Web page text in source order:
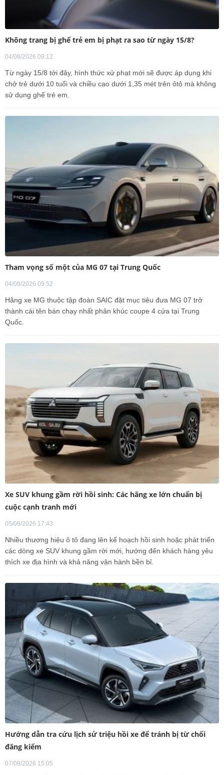
Không trang bị ghế trẻ em bị phạt ra sao từ ngày 15/8?
04/08/2026 09:12
Từ ngày 15/8 tới đây, hình thức xử phạt mới sẽ được áp dụng khi
chở trẻ dưới 10 tuổi và chiều cao dưới 1,35 mét trên ôtô mà không
sử dụng ghế trẻ em.
Tham vọng số một của MG 07 tại Trung Quốc
04/08/2026 09:52
Hãng xe MG thuộc tập đoàn SAIC đặt mục tiêu đưa MG 07 trở
thành cái tên bán chạy nhất phân khúc coupe 4 cửa tại Trung
Quốc.
Xe SUV khung gầm rời hồi sinh: Các hãng xe lớn chuẩn bị
cuộc cạnh tranh mới
05/08/2026 17:43
Nhiều thương hiệu ô tô đang lên kế hoạch hồi sinh hoặc phát triển
các dòng xe SUV khung gầm rời mới, hướng đến khách hàng yêu
thích xe địa hình và khả năng vận hành bền bỉ.
Hướng dẫn tra cứu lịch sử triệu hồi xe để tránh bị từ chối
đăng kiểm
07/08/2026 15:05